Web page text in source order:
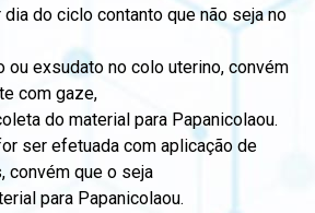
do ciclo contanto que não seja no
ou exsudato no colo uterino, convém
com gaze,
do material para Papanicolaou.
ser efetuada com aplicação de
convém que o seja
para Papanicolaou.